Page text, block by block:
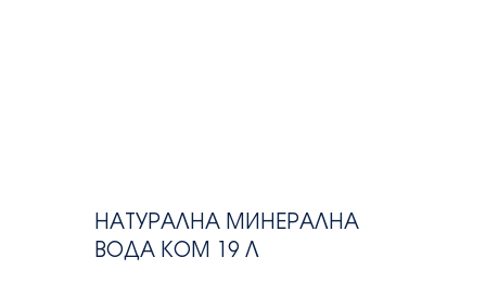
НАТУРАЛНА МИНЕРАЛНА
ВОДА КОМ 19 Л